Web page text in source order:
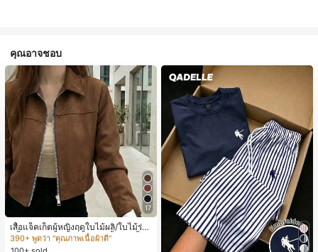
คุณอาจชอบ
17
เสื้อแจ็คเก็ตผู้หญิงฤดูใบไม้ผลิ/ใบไม้ร่วง
สีพื้น หนังเทียม สไตล์ปกคอเสื้อ ซิปขึ้น
แขนยาว สไตล์ลำลอง วิทยาลัย สนามบิ
#1 ขายดี
ใน เครื่องบินทิ้งระเบิด แจ็คเก็ตผู้หญิง
390+ พูดว่า "คุณภาพเนื้อผ้าดี"
#1 ขายดี
ใน เครื่องบินทิ้งระเบิด แจ็คเก็ตผู้หญิง
390+ พูดว่า "คุณภาพเนื้อผ้าดี"
#1 ขายดี
ใน เครื่องบินทิ้งระเบิด แจ็คเก็ตผู้หญิง
390+ พูดว่า "คุณภาพเนื้อผ้าดี"